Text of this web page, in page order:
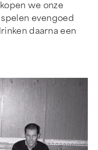
we onze
evengoed
daarna een